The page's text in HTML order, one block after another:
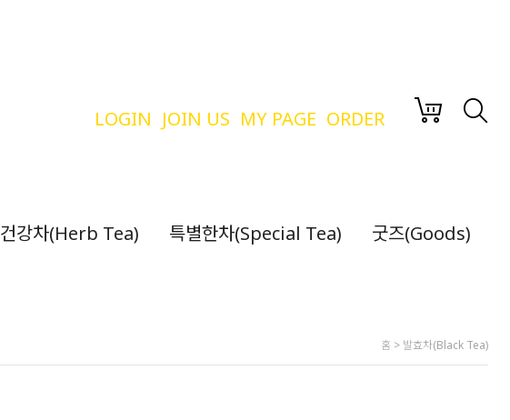
LOGIN JOIN US MY PAGE ORDER
건강차(Herb Tea) 특별한차(Special Tea) 굿즈(Goods)
홈 > 발효차(Black Tea)